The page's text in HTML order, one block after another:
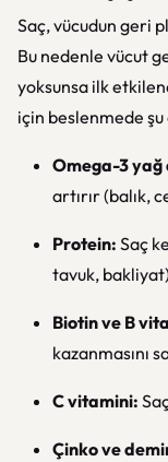
Saç, vücudun geri
Bu nedenle vücut
yoksunsa ilk
için beslenmede
Omega-3 yağ
artırır (balık,
Protein: Saç
tavuk,
Biotin ve B
kazanmasını
C vitamini:
Çinko ve